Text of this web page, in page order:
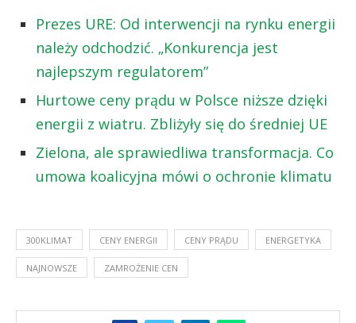
Prezes URE: Od interwencji na rynku energii
należy odchodzić. „Konkurencja jest
najlepszym regulatorem”
Hurtowe ceny prądu w Polsce niższe dzięki
energii z wiatru. Zbliżyły się do średniej UE
Zielona, ale sprawiedliwa transformacja. Co
umowa koalicyjna mówi o ochronie klimatu
300KLIMAT CENY ENERGII CENY PRĄDU ENERGETYKA
NAJNOWSZE ZAMROŻENIE CEN